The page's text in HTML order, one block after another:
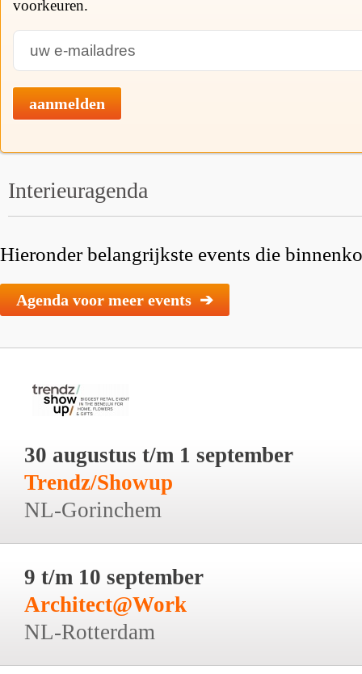
voorkeuren.
aanmelden
Interieuragenda
Hieronder belangrijkste events die
Agenda voor meer events ➔
30 augustus t/m 1 september
Trendz/Showup
NL-Gorinchem
9 t/m 10 september
Architect@Work
NL-Rotterdam